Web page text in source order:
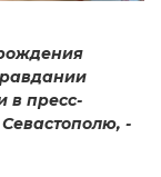
в пресс-
-